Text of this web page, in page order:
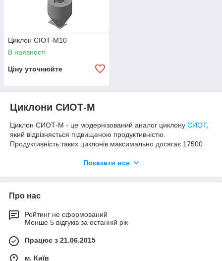
Циклон СІОТ-М10
В наявності
Ціну уточнюйте
Циклони СИОТ-М
Циклон СИОТ-М - це модернізований аналог циклону СИОТ,
який відрізняється підвищеною продуктивністю.
Продуктивність таких циклонів максимально досягає 17500
попередниками - СИОТ. Також в даній серії надаються три
Інші характеристики циклонів
Виконують грубу очистку повітря, промислових,
технологічних газів та їх сумішей;
Можуть видаляти будь сухий пил, без абразивів і
злипаючих включень;
Максимальна можлива температура потоку при
Показати все
Про нас
Рейтинг не сформований
Менше 5 відгуків за останній рік
Працює з 21.06.2015
м. Київ